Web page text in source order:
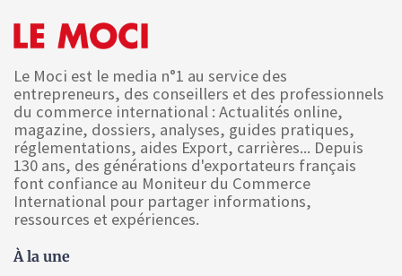
Le Moci est le media n°1 au service des
entrepreneurs, des conseillers et des professionnels
du commerce international : Actualités online,
magazine, dossiers, analyses, guides pratiques,
réglementations, aides Export, carrières... Depuis
130 ans, des générations d'exportateurs français
font confiance au Moniteur du Commerce
International pour partager informations,
ressources et expériences.
À la une